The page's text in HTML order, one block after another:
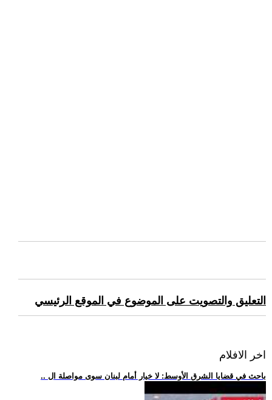
التعليق والتصويت على الموضوع في الموقع الرئيسي
اخر الافلام
.. باحث في قضايا الشرق الأوسط: لا خيار أمام لبنان سوى مواصلة ال